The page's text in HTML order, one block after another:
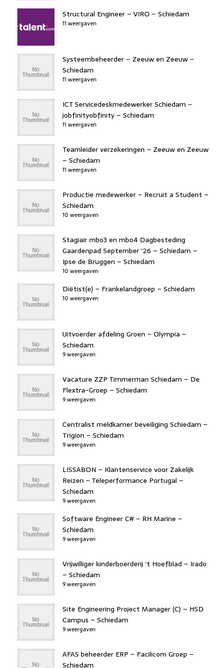
Structural Engineer – VIRO – Schiedam
11 weergaven
Systeembeheerder – Zeeuw en Zeeuw –
Schiedam
11 weergaven
ICT Servicedeskmedewerker Schiedam –
jobfinityobfinity – Schiedam
11 weergaven
Teamleider verzekeringen – Zeeuw en Zeeuw
– Schiedam
11 weergaven
Productie medewerker – Recruit a Student –
Schiedam
10 weergaven
Stagiair mbo3 en mbo4 Dagbesteding
Gaardenpad September '26 – Schiedam –
Ipse de Bruggen – Schiedam
10 weergaven
Diëtist(e) – Frankelandgroep – Schiedam
10 weergaven
Uitvoerder afdeling Groen – Olympia –
Schiedam
9 weergaven
Vacature ZZP Timmerman Schiedam – De
Flextra-Groep – Schiedam
9 weergaven
Centralist meldkamer beveiliging Schiedam –
Trigion – Schiedam
9 weergaven
LISSABON – Klantenservice voor Zakelijk
Reizen – Teleperformance Portugal –
Schiedam
9 weergaven
Software Engineer C# – RH Marine –
Schiedam
9 weergaven
Vrijwilliger kinderboerderij ’t Hoefblad – Irado
– Schiedam
9 weergaven
Site Engineering Project Manager (C) – HSD
Campus – Schiedam
9 weergaven
AFAS beheerder ERP – Facilicom Groep –
Schiedam